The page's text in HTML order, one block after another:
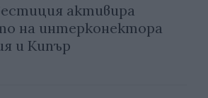
активира
на интерконектора
и Кипър